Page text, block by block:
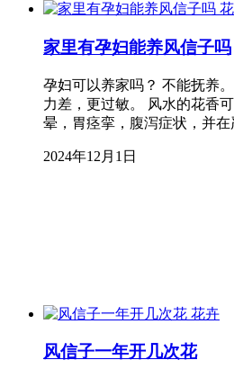
家里有孕妇能养风信子吗
孕妇可以养家吗？ 不能抚养
力差，更过敏。 风水的花香
晕，胃痉挛，腹泻症状，并
2024年12月1日
花卉
风信子一年开几次花